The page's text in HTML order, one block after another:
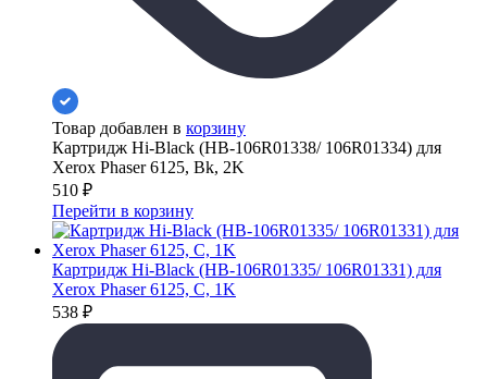
Товар добавлен в корзину
Картридж Hi-Black (HB-106R01338/ 106R01334) для
Xerox Phaser 6125, Bk, 2K
510 ₽
Перейти в корзину
Картридж Hi-Black (HB-106R01335/ 106R01331) для
Xerox Phaser 6125, C, 1K
538 ₽